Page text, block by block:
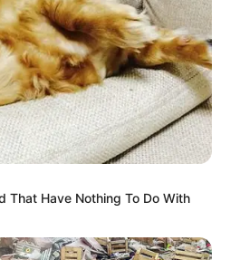
That Have Nothing To Do With